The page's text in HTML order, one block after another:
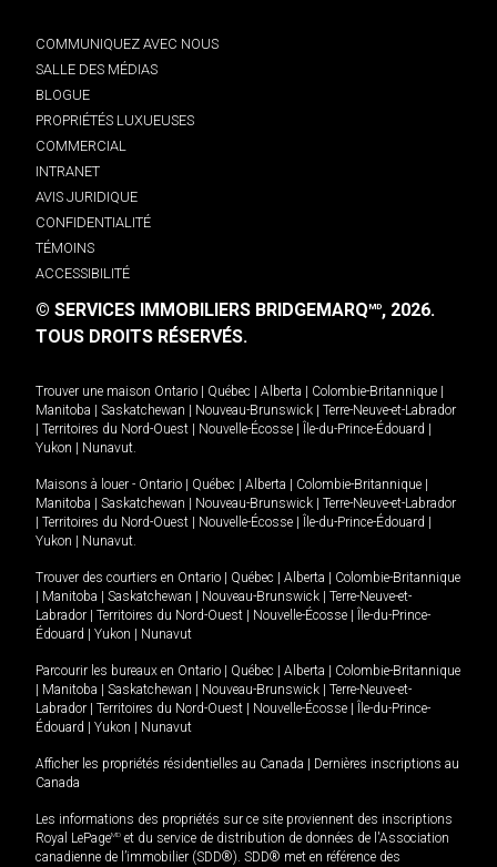
COMMUNIQUEZ AVEC NOUS
SALLE DES MÉDIAS
BLOGUE
PROPRIÉTÉS LUXUEUSES
COMMERCIAL
INTRANET
AVIS JURIDIQUE
CONFIDENTIALITÉ
TÉMOINS
ACCESSIBILITÉ
© SERVICES IMMOBILIERS BRIDGEMARQMD, 2026.
TOUS DROITS RÉSERVÉS.
Trouver une maison Ontario Québec Alberta Colombie-Britannique
Manitoba
Saskatchewan Nouveau-Brunswick
Terre-Neuve-et-Labrador
Territoires du Nord-Ouest Nouvelle-Écosse Île-du-Prince-Édouard
Yukon
Nunavut.
Maisons à louer - Ontario Québec Alberta Colombie-Britannique
Manitoba
Saskatchewan Nouveau-Brunswick
Terre-Neuve-et-Labrador
Territoires du Nord-Ouest Nouvelle-Écosse Île-du-Prince-Édouard
Yukon
Nunavut.
Trouver des courtiers en Ontario Québec Alberta
Colombie-Britannique
Manitoba Saskatchewan Nouveau-Brunswick
Terre-Neuve-et-
Labrador
Territoires du Nord-Ouest Nouvelle-Écosse
Île-du-Prince-
Édouard
Yukon Nunavut
Parcourir les bureaux en Ontario Québec Alberta
Colombie-Britannique
Manitoba Saskatchewan Nouveau-Brunswick
Terre-Neuve-et-
Labrador
Territoires du Nord-Ouest Nouvelle-Écosse
Île-du-Prince-
Édouard
Yukon Nunavut
Afficher les propriétés résidentielles au Canada
Dernières inscriptions au
Canada
Les informations des propriétés sur ce site proviennent des inscriptions
Royal LePageMD et du service de distribution de données de l'Association
canadienne de l’immobilier (SDD®). SDD® met en référence des